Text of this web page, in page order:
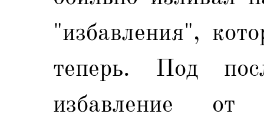
"избавления",
теперь. Под
избавление от